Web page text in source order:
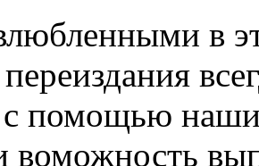
в
с помощью
воможность